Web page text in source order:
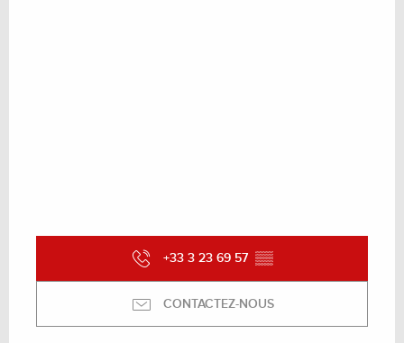
+33 3 23 69 57 ▒▒
CONTACTEZ-NOUS